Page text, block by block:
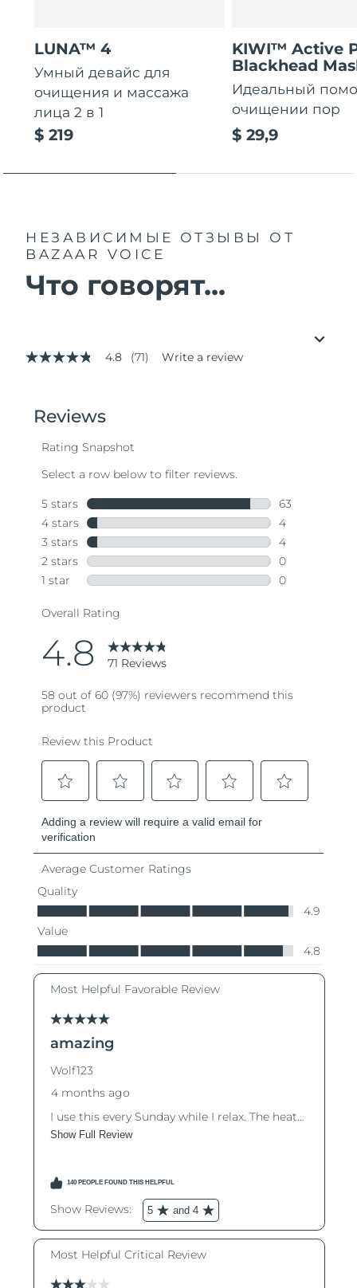
LUNA™ 4
Умный девайс для
очищения и массажа
лица 2 в 1
$ 219
KIWI™ Active
Blackhead
Идеальный
очищении пор
$ 29,9
НЕЗАВИСИМЫЕ ОТЗЫВЫ
ОТ
BAZAAR VOICE
Что говорят...
4.8
stars,
average
value.
Same
page
link.
4.8 (71) Write a review